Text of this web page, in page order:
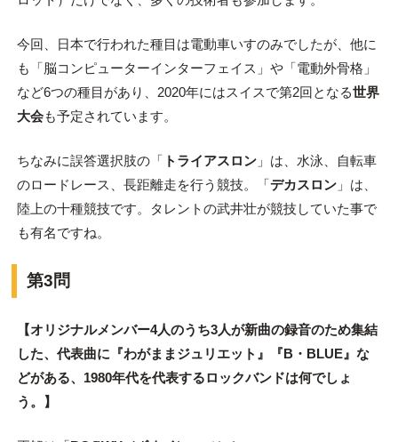
今回、日本で行われた種目は電動車いすのみでしたが、他に
も「脳コンピューターインターフェイス」や「電動外骨格」
など6つの種目があり、2020年にはスイスで第2回となる世界
大会も予定されています。
ちなみに誤答選択肢の「 トライアスロン」は、水泳、自転車
のロードレース、長距離走を行う競技。「デカスロン」は、
陸上の十種競技です。タレントの武井壮が競技していた事で
も有名ですね。
第3問
【オリジナルメンバー4人のうち3人が新曲の録音のため集結
した、代表曲に『わがままジュリエット』『B・BLUE』な
どがある、1980年代を代表するロックバンドは何でしょ
う。】